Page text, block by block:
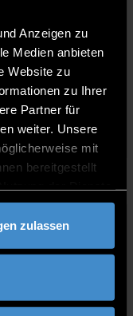
Anzeigen zu
Medien anbieten
Website zu
zu Ihrer
Partner für
weiter. Unsere
mit
bereitgestellt
zulassen
IN